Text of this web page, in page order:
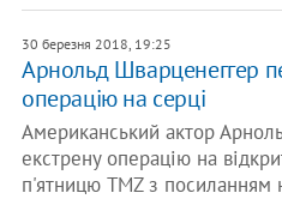
30 березня 2018, 19:25
Арнольд Шварценеггер
операцію на серці
Американський актор
екстрену операцію на
п'ятницю TMZ з посиланням